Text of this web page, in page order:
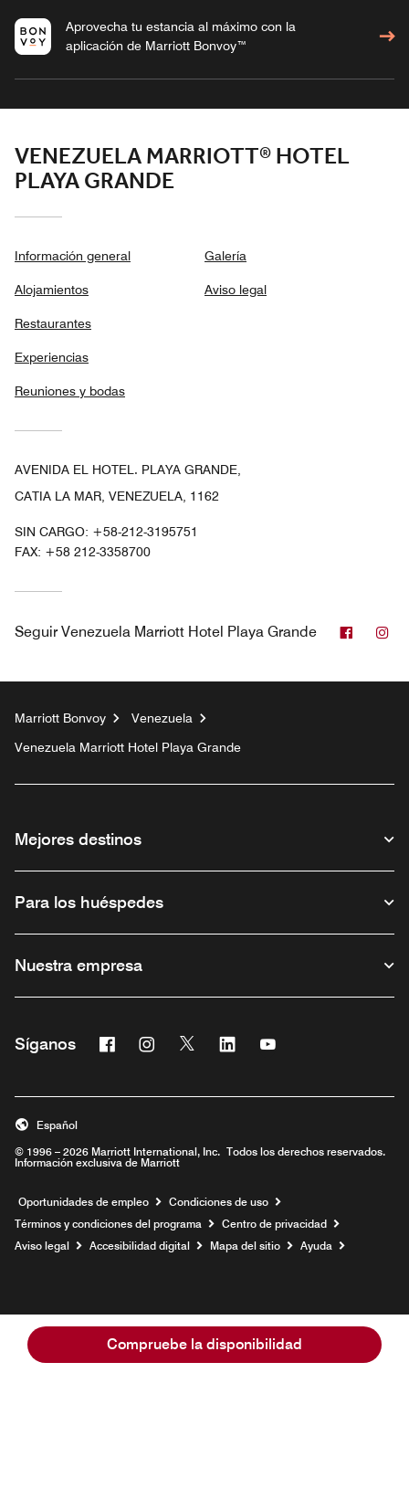
Compruebe la disponibilidad
Aprovecha tu estancia al máximo con la
aplicación de Marriott Bonvoy™
VENEZUELA MARRIOTT® HOTEL
PLAYA GRANDE
Información general
Alojamientos
Restaurantes
Experiencias
Reuniones y bodas
Galería
Aviso legal
AVENIDA EL HOTEL. PLAYA GRANDE,
CATIA LA MAR, VENEZUELA, 1162
SIN CARGO: +58-212-3195751
FAX: +58 212-3358700
Seguir Venezuela Marriott Hotel Playa Grande
Marriott Bonvoy
Venezuela
Venezuela Marriott Hotel Playa Grande
Mejores destinos
Para los huéspedes
Nuestra empresa
Síganos Facebook
Abre una ventana nueva
Instagram
Abre una ventana nueva
Twitter
Abre una ventana nueva
Linkedin
Abre una ventana nueva
Abre una ventana
© 1996 – 2026 Marriott International, Inc. Todos los derechos reservados.
Información exclusiva de Marriott
Español
Oportunidades de empleo Abre una ventana nueva
Condiciones de uso
Términos y condiciones del programa
Centro de privacidad
Aviso legal
Accesibilidad digital Mapa del sitio Ayuda